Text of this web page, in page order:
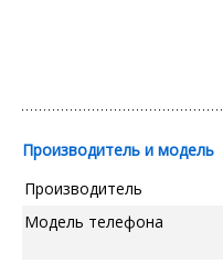
Производитель и модель
Производитель
Модель телефона